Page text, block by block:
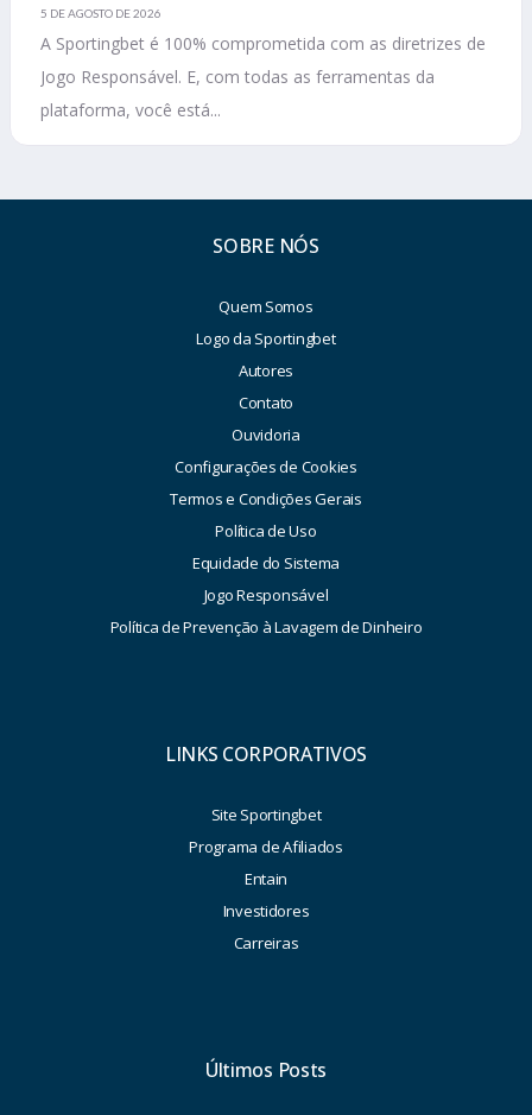
5 DE AGOSTO DE 2026
A Sportingbet é 100% comprometida com as diretrizes de
Jogo Responsável. E, com todas as ferramentas da
plataforma, você está...
SOBRE NÓS
Quem Somos
Logo da Sportingbet
Autores
Contato
Ouvidoria
Configurações de Cookies
Termos e Condições Gerais
Política de Uso
Equidade do Sistema
Jogo Responsável
Política de Prevenção à Lavagem de Dinheiro
LINKS CORPORATIVOS
Site Sportingbet
Programa de Afiliados
Entain
Investidores
Carreiras
Últimos Posts